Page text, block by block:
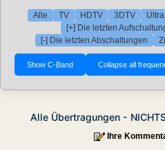
Alle TV HDTV 3DTV
[+] Die letzten
[-] Die letzten Abschaltungen
Alle Übertragungen - NICHTS
Ihre